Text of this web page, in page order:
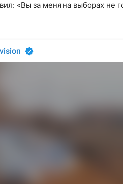
«Вы за меня на выборах не